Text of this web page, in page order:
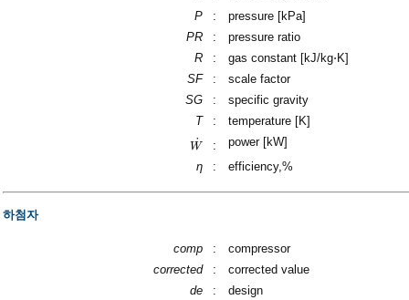
P
:
pressure [kPa]
PR
:
pressure ratio
R
:
gas constant [kJ/kg⋅K]
SF
:
scale factor
SG
:
specific gravity
T
: temperature [K]
W
˙
W˙ :
power [kW]
η
: efficiency,%
하첨자
comp :
compressor
corrected
:
corrected value
de
:
design